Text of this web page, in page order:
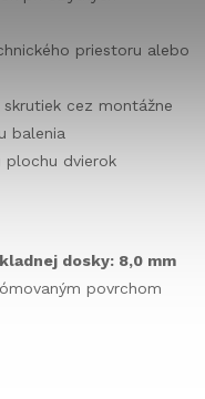
priestoru alebo
cez montážne
balenia
plochu dvierok
dosky: 8,0 mm
povrchom